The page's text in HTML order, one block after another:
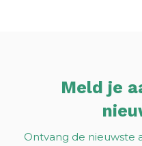
Meld je
Ontvang de nieuwste